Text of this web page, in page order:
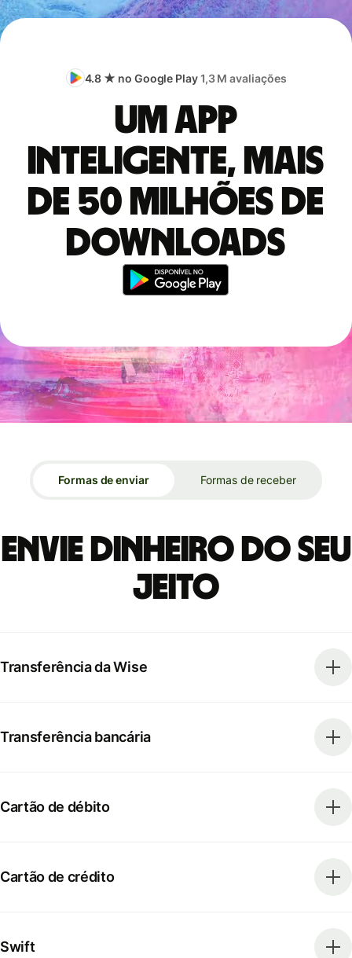
4.8 ★ no Google Play1,3 M avaliações
Um app
inteligente, mais
de 50 milhões de
downloads
Formas de enviar Formas de receber
Envie dinheiro do seu
jeito
Transferência da Wise
Transferência bancária
Cartão de débito
Cartão de crédito
Swift